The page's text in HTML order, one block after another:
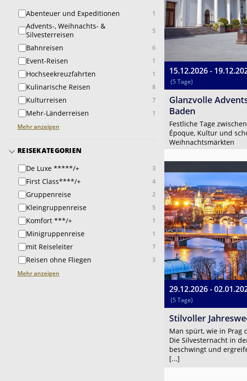
Abenteuer und Expeditionen
1
Advents-, Weihnachts- &
Silvesterreisen
5
Bahnreisen 6
Event-Reisen 1
Hochseekreuzfahrten 1
Kulinarische Reisen 8
Kulturreisen 7
Mehr-Länderreisen
1
Mehr anzeigen
REISEKATEGORIEN
De Luxe *****/+
3
First Class****/+ 4
Gruppenreise 2
Kleingruppenreise 5
Komfort ***/+ 1
Minigruppenreise 1
mit Reiseleiter 7
Reisen ohne Fliegen
3
Mehr anzeigen
15.12.2026 -
(5 Tage)
Glanzvolle
Baden
Festliche Tage
Époque, Kultur und
Weihnachtsmärkten
29.12.2026 -
(5 Tage)
Stilvoller
Man spürt, wie in Prag
Die Silvesternacht in
beschwingt und
[...]